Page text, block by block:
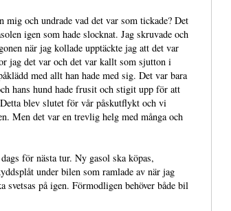
mig och undrade vad det var som tickade? Det
igen som hade slocknat. Jag skruvade och
när jag kollade upptäckte jag att det var
jag det var och det var kallt som sjutton i
med allt han hade med sig. Det var bara
hans hund hade frusit och stigit upp för att
blev slutet för vår påskutflykt och vi
Men det var en trevlig helg med många och
för nästa tur. Ny gasol ska köpas,
under bilen som ramlade av när jag
svetsas på igen. Förmodligen behöver både bil